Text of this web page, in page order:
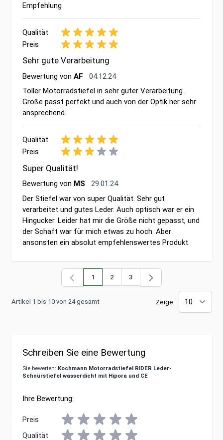
Empfehlung
Qualität
Preis
Sehr gute Verarbeitung
Bewertung von AF 4. Dezember 2024
04.12.24
Toller Motorradstiefel in sehr guter Verarbeitung.
Größe passt perfekt und auch von der Optik her sehr
ansprechend.
Qualität
Preis
Super Qualität!
Bewertung von MS 29. Januar 2024
29.01.24
Der Stiefel war von super Qualität. Sehr gut
verarbeitet und gutes Leder. Auch optisch war er ein
Hingucker. Leider hat mir die Größe nicht gepasst, und
der Schaft war für mich etwas zu hoch. Aber
ansonsten ein absolut empfehlenswertes Produkt.
Artikel 1 bis 10 von 24 gesamt
Sie lesen gerade die Seite
1 Seite
2 Seite
3
Zeige
Schreiben Sie eine Bewertung
Sie bewerten: Kochmann Motorradstiefel RIDER Leder-
Schnürstiefel wasserdicht mit Hipora und CE
Ihre Bewertung:
Preis
Qualität